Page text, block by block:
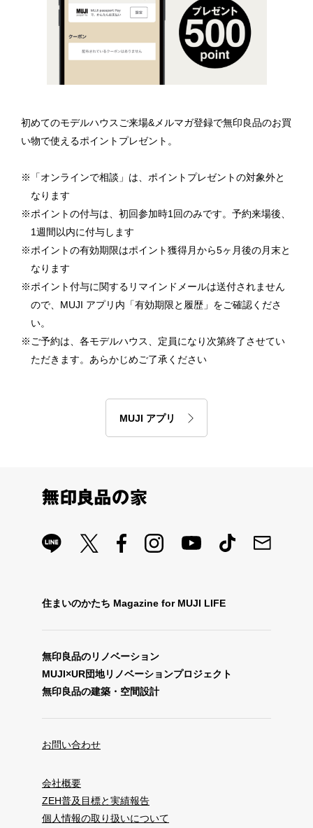
初めてのモデルハウスご来場&メルマガ登録で無印良品のお買
い物で使えるポイントプレゼント。
「オンラインで相談」は、ポイントプレゼントの対象外と
なります
ポイントの付与は、初回参加時1回のみです。予約来場後、
1週間以内に付与します
ポイントの有効期限はポイント獲得月から5ヶ月後の月末と
なります
ポイント付与に関するリマインドメールは送付されません
ので、MUJI アプリ内「有効期限と履歴」をご確認くださ
い。
ご予約は、各モデルハウス、定員になり次第終了させてい
ただきます。あらかじめご了承ください
MUJI アプリ
住まいのかたち Magazine for MUJI LIFE
無印良品のリノベーション
MUJI×UR団地リノベーションプロジェクト
無印良品の建築・空間設計
お問い合わせ
会社概要
ZEH普及目標と実績報告
個人情報の取り扱いについて